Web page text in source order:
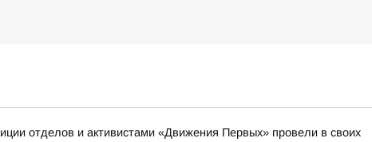
отделов и активистами «Движения Первых» провели в своих